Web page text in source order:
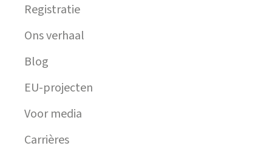
Registratie
Ons verhaal
Blog
EU-projecten
Voor media
Carrières